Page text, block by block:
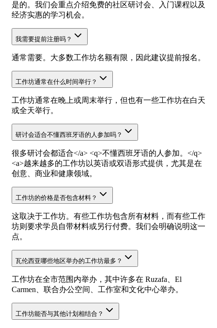
是的。我们会重点介绍免费的社区研讨会、入门课程以及
经济实惠的学习机会。
我需要提前注册吗？
通常需要。大多数工作坊名额有限，因此建议提前报名。
工作坊通常在什么时间举行？
工作坊通常在晚上或周末举行，但也有一些工作坊在白天
或全天举行。
研讨会适合不懂西班牙语的人参加吗？
很多研讨会都适合</a> <q>不懂西班牙语的人参加。</q>
<a>越来越多的工作坊以英语或双语形式提供，尤其是在
创意、商业和健康领域。
工作坊的价格是否包含材料？
这取决于工作坊。有些工作坊包含所有材料，而有些工作
坊则要求学员自带材料或另行付费。我们会明确说明这一
点。
瓦伦西亚哪些地区举办的工作坊最多？
工作坊在全市范围内举办，其中许多在 Ruzafa、El
Carmen、联合办公空间、工作室和文化中心举办。
工作坊能否与其他计划相结合？